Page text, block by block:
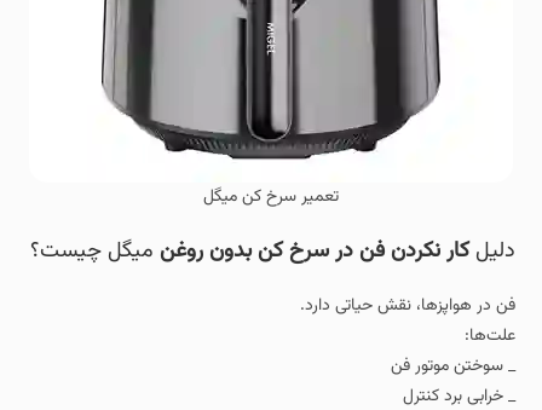
تعمیر سرخ کن میگل
دلیلکار نکردن فن در سرخ‌ کن بدون روغن میگل چیست؟
فن در هواپزها، نقش حیاتی دارد.
علت‌ها:
_ سوختن موتور فن
_ خرابی برد کنترل